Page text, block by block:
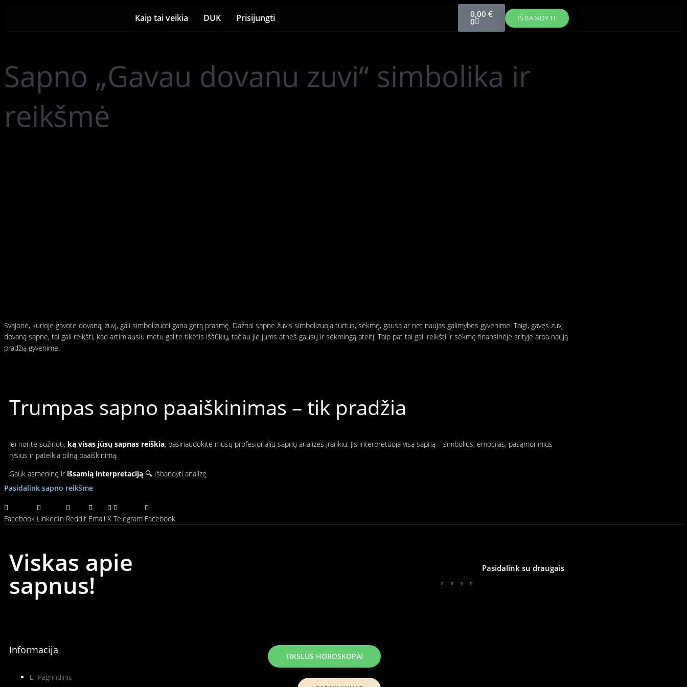
Kaip tai veikia DUK Prisijungti 0,00 €
0 IŠBANDYTI
Sapno „Gavau dovanu zuvi“ simbolika ir
reikšmė
Svajonė, kurioje gavote dovaną, zuvį, gali simbolizuoti gana gerą prasmę. Dažnai sapne žuvis simbolizuoja turtus, sėkmę, gausą ar net naujas galimybes gyvenime. Taigi, gavęs zuvį
dovaną sapne, tai gali reikšti, kad artimiausiu metu galite tikėtis iššūkių, tačiau jie jums atneš gausų ir sėkmingą ateitį. Taip pat tai gali reikšti ir sėkmę finansinėje srityje arba naują
pradžią gyvenime.
Trumpas sapno paaiškinimas – tik pradžia
Jei norite sužinoti, ką visas jūsų sapnas reiškia, pasinaudokite mūsų profesionaliu sapnų analizės įrankiu. Jis interpretuoja visą sapną – simbolius, emocijas, pasąmoninius
ryšius ir pateikia pilną paaiškinimą.
Gauk asmeninę ir išsamią interpretaciją 🔍 Išbandyti analizę
Pasidalink sapno reikšme
Facebook LinkedIn Reddit Email X Telegram Facebook
Viskas apie
sapnus!
Pasidalink su draugais
Informacija
Pagrindinis
TIKSLŪS HOROSKOPAI